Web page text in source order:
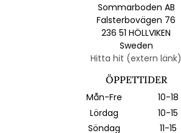
Sommarboden AB
Falsterbovägen 76
236 51 HÖLLVIKEN
Sweden
Hitta hit (extern länk)
ÖPPETTIDER
Mån-Fre
10-18
Lördag
10-15
Söndag
11-15